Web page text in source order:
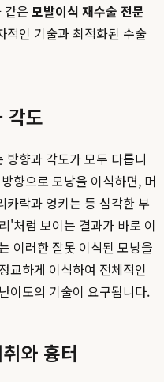
같은 모발이식 재수술 전문
적인 기술과 최적화된 수술
각도
방향과 각도가 모두 다릅니
향으로 모낭을 이식하면, 머
카락과 엉키는 등 심각한 부
'처럼 보이는 결과가 바로 이
이러한 잘못 이식된 모낭을
교하게 이식하여 전체적인
이도의 기술이 요구됩니다.
와 흉터